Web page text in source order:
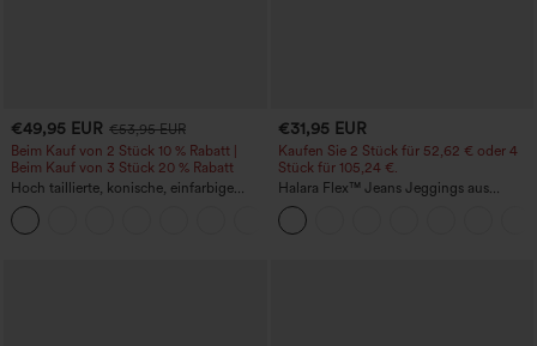
€49,95 EUR €53,95 EUR
Beim Kauf von 2 Stück 10 % Rabatt |
Beim Kauf von 3 Stück 20 % Rabatt
Hoch taillierte, konische, einfarbige
Anzughose mit Seitentaschen
€31,95 EUR
Kaufen Sie 2 Stück für 52,62 € oder 4
Stück für 105,24 €.
Halara Flex™ Jeans Jeggings aus
elastischem Strick-Denim mit hohem
Bund und Gesäßtaschen